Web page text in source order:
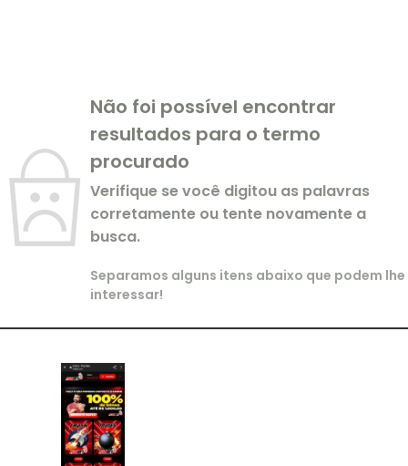
Não foi possível encontrar
resultados para o termo
procurado
Verifique se você digitou as palavras
corretamente ou tente novamente a
busca.
Separamos alguns itens abaixo que podem lhe
interessar!